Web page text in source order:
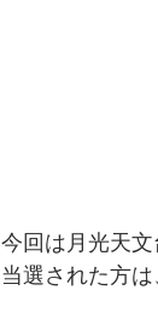
今回は月光天文
当選された方